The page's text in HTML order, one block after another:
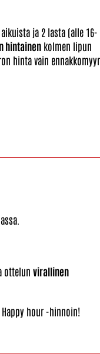
ja 2 lasta (alle 16-
hintainen kolmen lipun
hinta vain
ottelun virallinen
hour -hinnoin!